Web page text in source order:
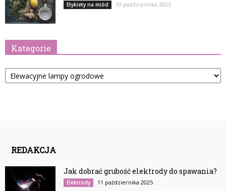
Etykiety na miód 10 października 2025
Kategorie
Kategorie
REDAKCJA
Jak dobrać grubość elektrody do spawania?
Elektrody 11 października 2025